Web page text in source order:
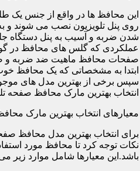
این محافظ ها در واقع از جنس
روی پنل تلویزیون نصب می شوند و به
شدن ضربه و آسیب به پنل دستگاه
عملکردی که گلس های محافظ در
صفحات محافظ ماهیت ضد ضربه و
ابتدا به مشخصاتی که یک محافظ
سپس برخی از بهترین مدل های
انتخاب بهترین مارک محافظ صفحه
معیارهای انتخاب بهترین مارک
برای انتخاب بهترین مدل محافظ
نکات توجه کرد تا محافظ مورد
باشد.این معیارها شامل موارد زیر